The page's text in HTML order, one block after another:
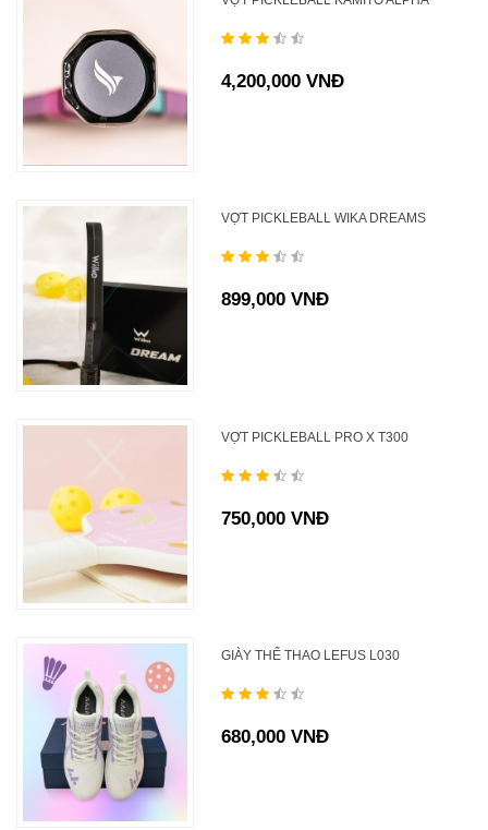
4,200,000 VNĐ
VỢT PICKLEBALL WIKA DREAMS
899,000 VNĐ
VỢT PICKLEBALL PRO X T300
750,000 VNĐ
GIÀY THỂ THAO LEFUS L030
680,000 VNĐ